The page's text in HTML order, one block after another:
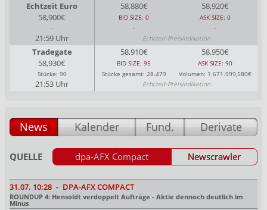
Echtzeit Euro
58,880€
58,920€
58,900€
BID SIZE: 0
ASK SIZE: 0
-
- -
21:59 Uhr Echtzeit-Preisindikation
Tradegate 58,910€
58,950€
58,930€
BID SIZE: 95
ASK SIZE: 90
Stücke: 90
Stücke gesamt: 28.479 Volumen: 1.671.999,580€
21:53 Uhr Echtzeit-Preisindikation
News Kalender Fund. Derivate
QUELLE dpa-AFX Compact Newscrawler
31.07. 10:28 - DPA-AFX COMPACT
ROUNDUP 4: Hensoldt verdoppelt Aufträge - Aktie dennoch deutlich im
Minus